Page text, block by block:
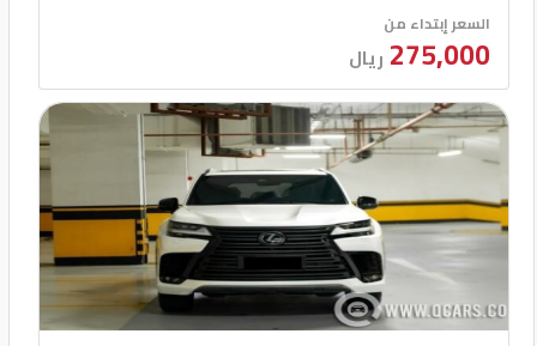
السعر إبتداء من
275,000 ريال